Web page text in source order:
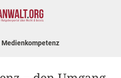
Medienkompetenz